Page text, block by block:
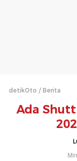
detikOto Berita
Ada